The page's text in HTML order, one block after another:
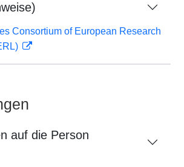
Consortium of European Research
auf die Person